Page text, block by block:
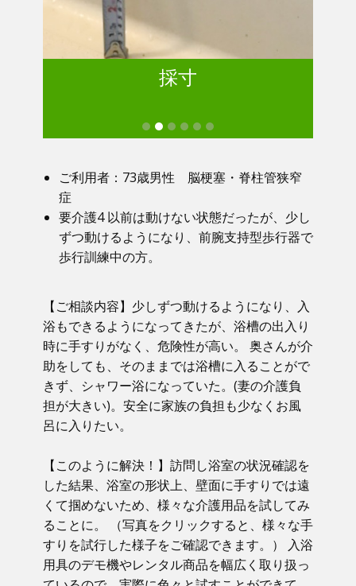
採寸
ご利用者：73歳男性 脳梗塞・脊柱管狭窄
症
要介護4 以前は動けない状態だったが、少し
ずつ動けるようになり、前腕支持型歩行器で
歩行訓練中の方。
【ご相談内容】少しずつ動けるようになり、入
浴もできるようになってきたが、浴槽の出入り
時に手すりがなく、危険性が高い。 奥さんが介
助をしても、そのままでは浴槽に入ることがで
きず、シャワー浴になっていた。(妻の介護負
担が大きい)。安全に家族の負担も少なくお風
呂に入りたい。
【このように解決！】訪問し浴室の状況確認を
した結果、浴室の形状上、壁面に手すりでは遠
くて掴めないため、様々な介護用品を試してみ
ることに。 （写真をクリックすると、様々な手
すりを試行した様子をご確認できます。） 入浴
用具のデモ機やレンタル商品を幅広く取り扱っ